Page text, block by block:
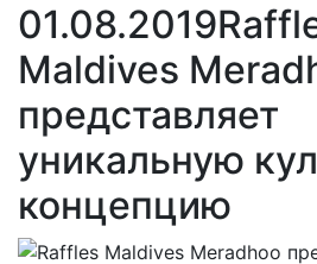
01.08.2019
Maldives
представляет
уникальную
концепцию